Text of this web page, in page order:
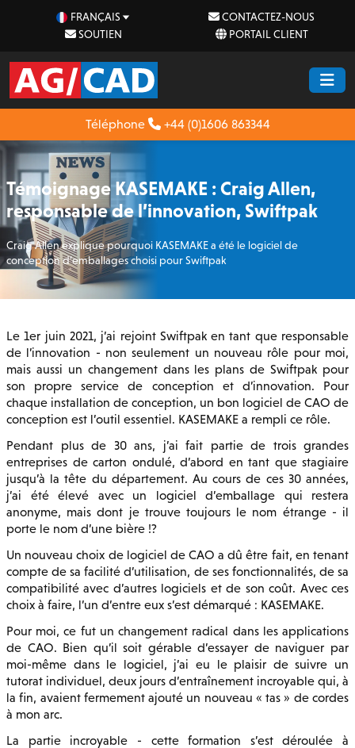
FRANÇAIS
CONTACTEZ-NOUS
SOUTIEN
PORTAIL CLIENT
Téléphone +44 (0)1606 863344
Témoignage KASEMAKE : Craig Allen,
responsable de l’innovation, Swiftpak
Craig Allen explique pourquoi KASEMAKE a été le logiciel de
conception d’emballages choisi pour Swiftpak
Le 1er juin 2021, j’ai rejoint Swiftpak en tant que responsable
de l’innovation - non seulement un nouveau rôle pour moi,
mais aussi un changement dans les plans de Swiftpak pour
son propre service de conception et d’innovation. Pour
chaque installation de conception, un bon logiciel de CAO de
conception est l’outil essentiel. KASEMAKE a rempli ce rôle.
Pendant plus de 30 ans, j’ai fait partie de trois grandes
entreprises de carton ondulé, d’abord en tant que stagiaire
jusqu’à la tête du département. Au cours de ces 30 années,
j’ai été élevé avec un logiciel d’emballage qui restera
anonyme, mais dont je trouve toujours le nom étrange - il
porte le nom d’une bière !?
Un nouveau choix de logiciel de CAO a dû être fait, en tenant
compte de sa facilité d’utilisation, de ses fonctionnalités, de sa
compatibilité avec d’autres logiciels et de son coût. Avec ces
choix à faire, l’un d’entre eux s’est démarqué : KASEMAKE.
Pour moi, ce fut un changement radical dans les applications
de CAO. Bien qu’il soit gérable d’essayer de naviguer par
moi-même dans le logiciel, j’ai eu le plaisir de suivre un
tutorat individuel, deux jours d’entraînement incroyable qui, à
la fin, avaient fermement ajouté un nouveau « tas » de cordes
à mon arc.
La partie incroyable - cette formation s’est déroulée à